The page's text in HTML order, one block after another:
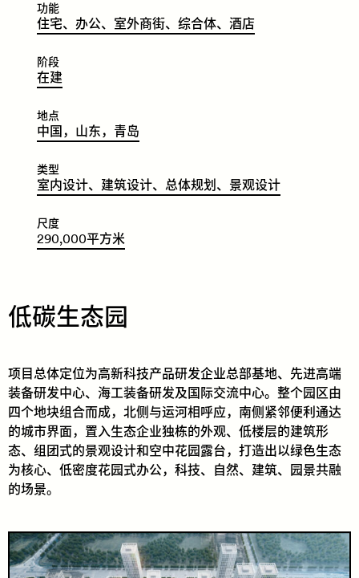
功能
​​​​住宅、 办公、 室外商街、 综合体、 酒店
阶段
​​​​在建
地点
​​​​中国， 山东 ， 青岛
类型
​​​​室内设计、 建筑设计、 总体规划 、 景观设计
尺度
290,000平方米
低碳生态园
项目总体定位为高新科技产品研发企业总部基地、先进高端
装备研发中心、海工装备研发及国际交流中心。整个园区由
四个地块组合而成，北侧与运河相呼应，南侧紧邻便利通达
的城市界面，置入生态企业独栋的外观、低楼层的建筑形
态、组团式的景观设计和空中花园露台，打造出以绿色生态
为核心、低密度花园式办公，科技、自然、建筑、园景共融
的场景。